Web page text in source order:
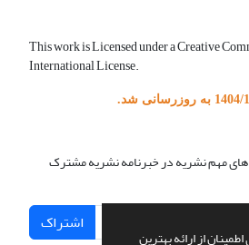
از ارائه بهترین
This work is Licensed under a Creative
International License.
های مهم نشریه در خبرنامه نشریه مشترک
اشتراک